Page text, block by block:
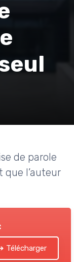
de parole
l’auteur
Télécharger